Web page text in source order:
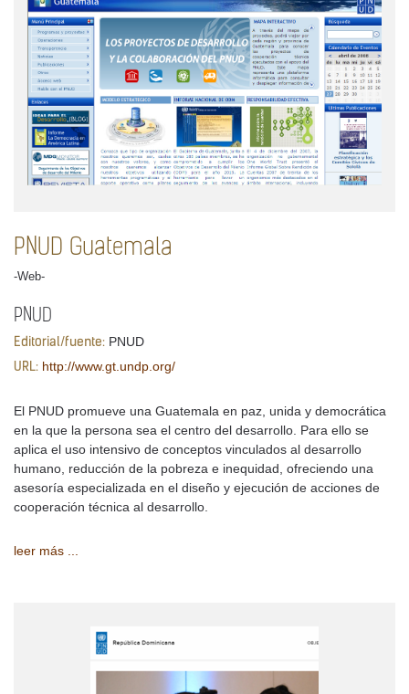
PNUD Guatemala
-Web-
PNUD
Editorial/fuente: PNUD
URL: http://www.gt.undp.org/
El PNUD promueve una Guatemala en paz, unida y democrática
en la que la persona sea el centro del desarrollo. Para ello se
aplica el uso intensivo de conceptos vinculados al desarrollo
humano, reducción de la pobreza e inequidad, ofreciendo una
asesoría especializada en el diseño y ejecución de acciones de
cooperación técnica al desarrollo.
leer más ...